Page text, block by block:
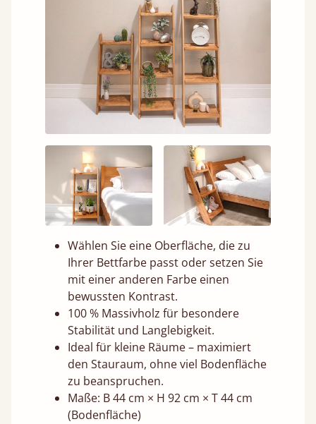
Wählen Sie eine Oberfläche, die zu
Ihrer Bettfarbe passt oder setzen Sie
mit einer anderen Farbe einen
bewussten Kontrast.
100 % Massivholz für besondere
Stabilität und Langlebigkeit.
Ideal für kleine Räume – maximiert
den Stauraum, ohne viel Bodenfläche
zu beanspruchen.
Maße: B 44 cm × H 92 cm × T 44 cm
(Bodenfläche)